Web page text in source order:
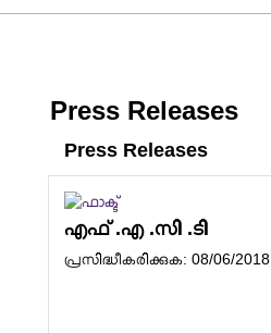
Press Releases
Press Releases
എഫ് .എ .സി .ടി
പ്രസിദ്ധീകരിക്കുക: 08/06/2018